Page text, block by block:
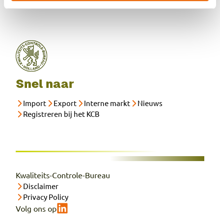
Snel naar
Import Export Interne markt
Nieuws
Registreren bij het KCB
Kwaliteits-Controle-Bureau
Disclaimer
Privacy Policy
Volg ons op